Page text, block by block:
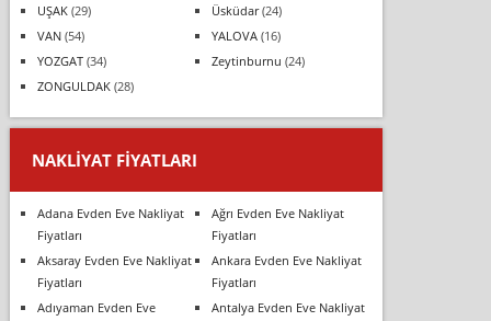
UŞAK(29) Üsküdar(24)
VAN(54) YALOVA(16)
YOZGAT(34) Zeytinburnu (24)
ZONGULDAK(28)
NAKLIYAT FIYATLARI
Adana Evden Eve Nakliyat
Fiyatları
Ağrı Evden Eve Nakliyat
Fiyatları
Aksaray Evden Eve Nakliyat
Fiyatları
Ankara Evden Eve Nakliyat
Fiyatları
Adıyaman Evden Eve
Antalya Evden Eve Nakliyat